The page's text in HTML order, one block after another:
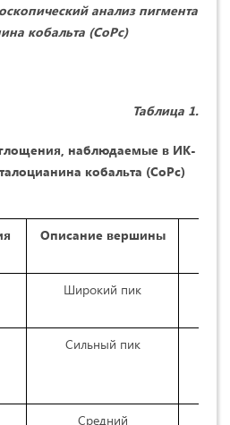
анализ пигмента
кобальта (CoPc)
Таблица 1.
наблюдаемые в ИК-
кобальта (CoPc)
Описание вершины
Широкий пик
Сильный пик
Средний